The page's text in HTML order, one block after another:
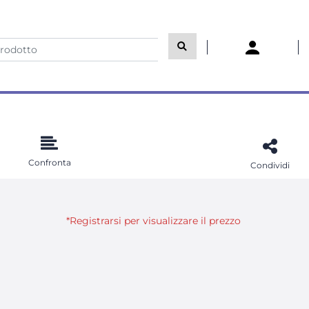
Confronta Condividi
*Registrarsi per visualizzare il prezzo